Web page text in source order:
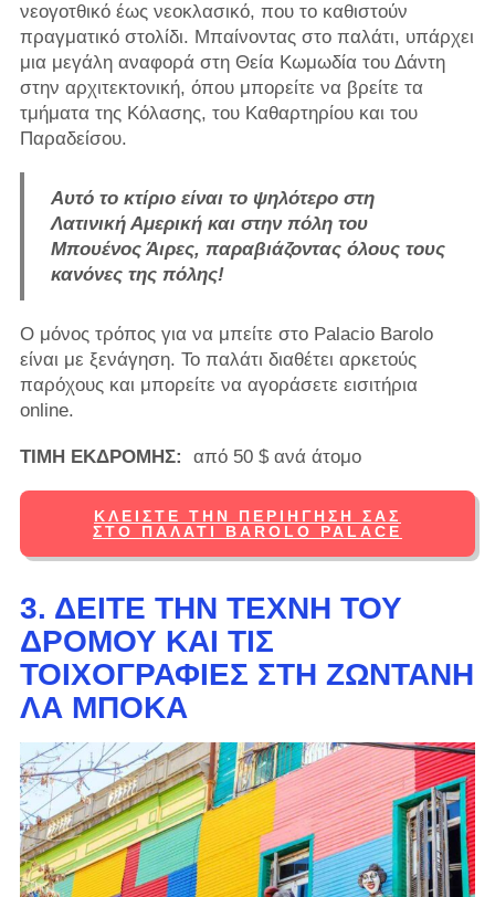
νεογοτθικό έως νεοκλασικό, που το καθιστούν
πραγματικό στολίδι. Μπαίνοντας στο παλάτι, υπάρχει
μια μεγάλη αναφορά στη Θεία Κωμωδία του Δάντη
στην αρχιτεκτονική, όπου μπορείτε να βρείτε τα
τμήματα της Κόλασης, του Καθαρτηρίου και του
Παραδείσου.
Αυτό το κτίριο είναι το ψηλότερο στη
Λατινική Αμερική και στην πόλη του
Μπουένος Άιρες, παραβιάζοντας όλους τους
κανόνες της πόλης!
Ο μόνος τρόπος για να μπείτε στο Palacio Barolo
είναι με ξενάγηση. Το παλάτι διαθέτει αρκετούς
παρόχους και μπορείτε να αγοράσετε εισιτήρια
online.
ΤΙΜΗ ΕΚΔΡΟΜΗΣ: από 50 $ ανά άτομο
ΚΛΕΊΣΤΕ ΤΗΝ ΠΕΡΙΉΓΗΣΉ ΣΑΣ
ΣΤΟ ΠΑΛΆΤΙ BAROLO PALACE
3. ΔΕΊΤΕ ΤΗΝ ΤΈΧΝΗ ΤΟΥ
ΔΡΌΜΟΥ ΚΑΙ ΤΙΣ
ΤΟΙΧΟΓΡΑΦΊΕΣ ΣΤΗ ΖΩΝΤΑΝΉ
ΛΑ ΜΠΌΚΑ